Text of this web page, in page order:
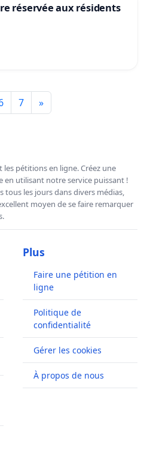
réservée aux résidents
7 »
pétitions en ligne. Créez une
utilisant notre service puissant !
les jours dans divers médias,
moyen de se faire remarquer
Plus
Faire une pétition en
ligne
Politique de
confidentialité
Gérer les cookies
À propos de nous